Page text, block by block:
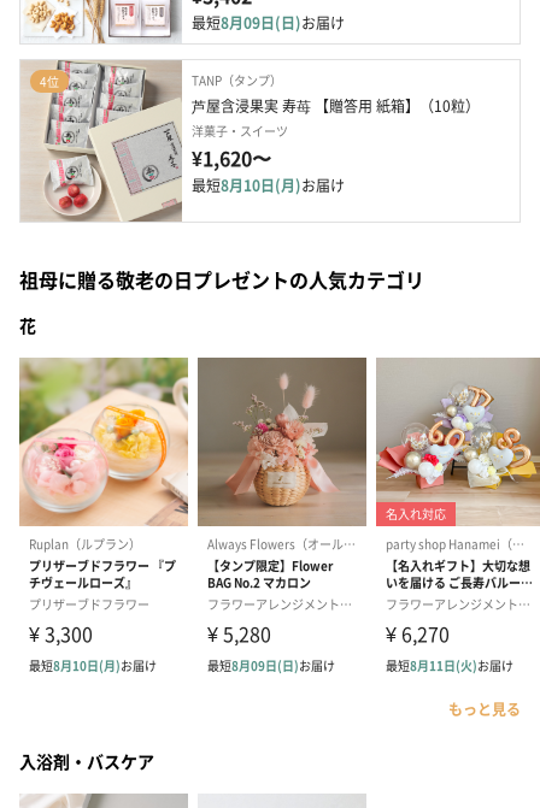
最短8月09日(日)お届け
4位 TANP（タンプ）
芦屋含浸果実 寿苺 【贈答用 紙箱】（10粒）
洋菓子・スイーツ
¥1,620〜
最短8月10日(月)お届け
祖母に贈る敬老の日プレゼントの人気カテゴリ
花
もっと見る
入浴剤・バスケア